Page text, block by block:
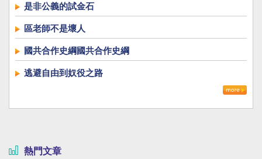
是非公義的試金石
區老師不是壞人
國共合作史綱國共合作史綱
逃避自由到奴役之路
熱門文章